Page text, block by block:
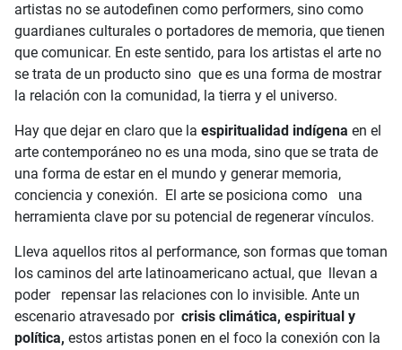
artistas no se autodefinen como performers, sino como
guardianes culturales o portadores de memoria, que tienen
que comunicar. En este sentido, para los artistas el arte no
se trata de un producto sino que es una forma de mostrar
la relación con la comunidad, la tierra y el universo.
Hay que dejar en claro que la espiritualidad indígena en el
arte contemporáneo no es una moda, sino que se trata de
una forma de estar en el mundo y generar memoria,
conciencia y conexión. El arte se posiciona como una
herramienta clave por su potencial de regenerar vínculos.
Lleva aquellos ritos al performance, son formas que toman
los caminos del arte latinoamericano actual, que llevan a
poder repensar las relaciones con lo invisible. Ante un
escenario atravesado por crisis climática, espiritual y
política, estos artistas ponen en el foco la conexión con la